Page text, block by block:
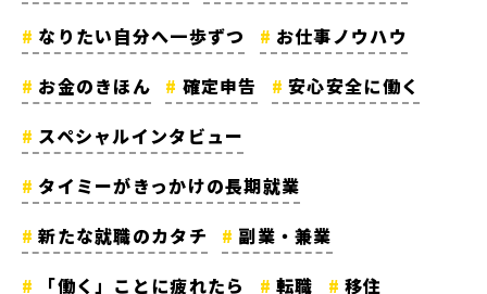
なりたい自分へ一歩ずつ
お仕事ノウハウ
お金のきほん
確定申告
安心安全に働く
スペシャルインタビュー
タイミーがきっかけの長期就業
新たな就職のカタチ
副業・兼業
「働く」ことに疲れたら
転職
移住